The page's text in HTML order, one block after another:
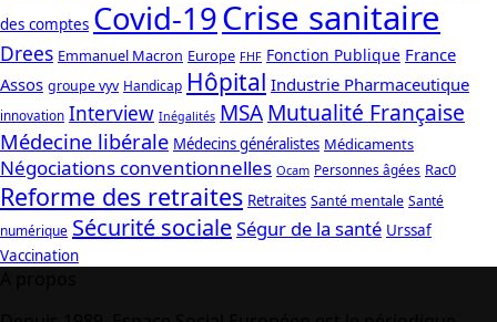
des comptes Covid-19Crise sanitaire
Drees Emmanuel Macron Europe FHF Fonction Publique France
Assos groupe vyv Handicap Hôpital Industrie Pharmaceutique
innovation Interview Inégalités MSAMutualité Française
Médecine libérale Médecins généralistes Médicaments
Négociations conventionnelles Ocam Personnes âgées Rac0
Reforme des retraites Retraites Santé mentale Santé
numérique Sécurité socialeSégur de la santé Urssaf
Vaccination